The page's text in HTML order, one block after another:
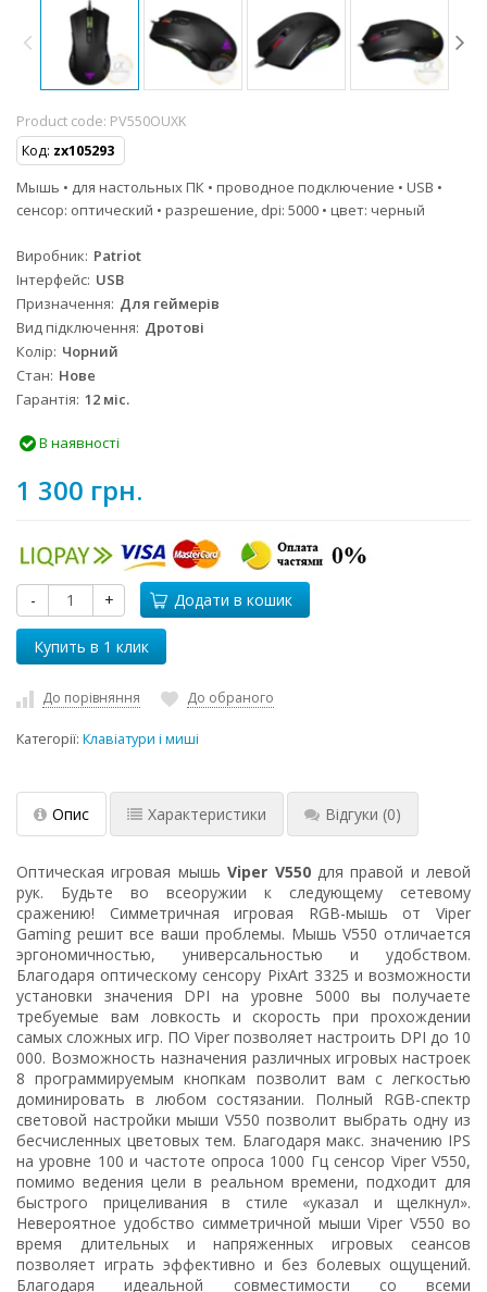
Product code: PV550OUXK
Код: zx105293
Мышь • для настольных ПК • проводное подключение • USB •
сенсор: оптический • разрешение, dpi: 5000 • цвет: черный
Виробник Patriot
Інтерфейс USB
Призначення Для геймерів
Вид підключення Дротові
Колір Чорний
Стан Нове
Гарантія 12 міс.
В наявності
1 300 грн.
- + Додати в кошик
До порівняння До обраного
Категорії: Клавіатури і миші
Опис Характеристики Відгуки (0)
Оптическая игровая мышьViper V550для правой и левой
рук. Будьте во всеоружии к следующему сетевому
сражению! Симметричная игровая RGB-мышь от Viper
Gaming решит все ваши проблемы. Мышь V550 отличается
эргономичностью, универсальностью и удобством.
Благодаря оптическому сенсору PixArt 3325 и возможности
установки значения DPI на уровне 5000 вы получаете
требуемые вам ловкость и скорость при прохождении
самых сложных игр. ПО Viper позволяет настроить DPI до 10
000. Возможность назначения различных игровых настроек
8 программируемым кнопкам позволит вам с легкостью
доминировать в любом состязании. Полный RGB-спектр
световой настройки мыши V550 позволит выбрать одну из
бесчисленных цветовых тем. Благодаря макс. значению IPS
на уровне 100 и частоте опроса 1000 Гц сенсор Viper V550,
помимо ведения цели в реальном времени, подходит для
быстрого прицеливания в стиле «указал и щелкнул».
Невероятное удобство симметричной мыши Viper V550 во
время длительных и напряженных игровых сеансов
позволяет играть эффективно и без болевых ощущений.
Благодаря идеальной совместимости со всеми